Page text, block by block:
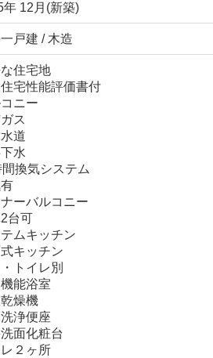
年 12月(新築)
戸建 / 木造
住宅地
宅性能評価書付
ニー
ス
道
水
換気システム
ーバルコニー
台可
ムキッチン
キッチン
トイレ別
能浴室
燥機
浄便座
面化粧台
レ２ヶ所